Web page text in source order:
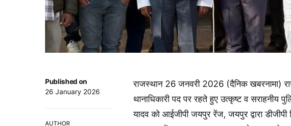
Published on
26 January 2026
AUTHOR
राजस्थान 26 जनवरी 2026 (दैनिक खबरनामा)
थानाधिकारी पद पर रहते हुए उत्कृष्ट व सराहनीय
यादव को आईजीपी जयपुर रेंज, जयपुर द्वारा